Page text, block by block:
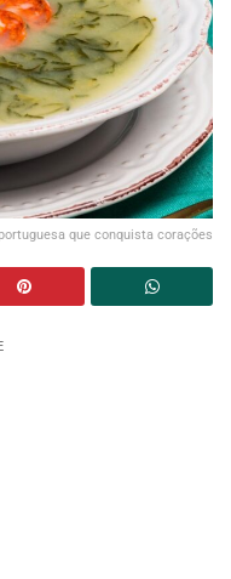
que conquista corações